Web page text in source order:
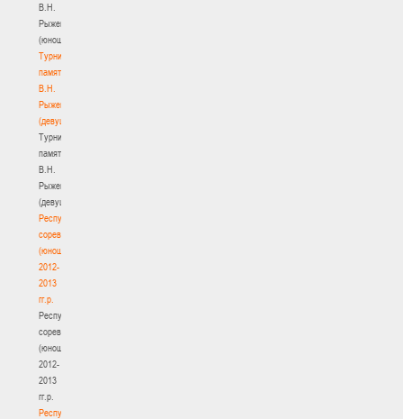
В.Н.
Рыженкова
(юноши)
Турнир
памяти
В.Н.
Рыженкова
(девушки)
Турнир
памяти
В.Н.
Рыженкова
(девушки)
Республиканские
соревнования
(юноши)
2012-
2013
гг.р.
Республиканские
соревнования
(юноши)
2012-
2013
гг.р.
Республиканские